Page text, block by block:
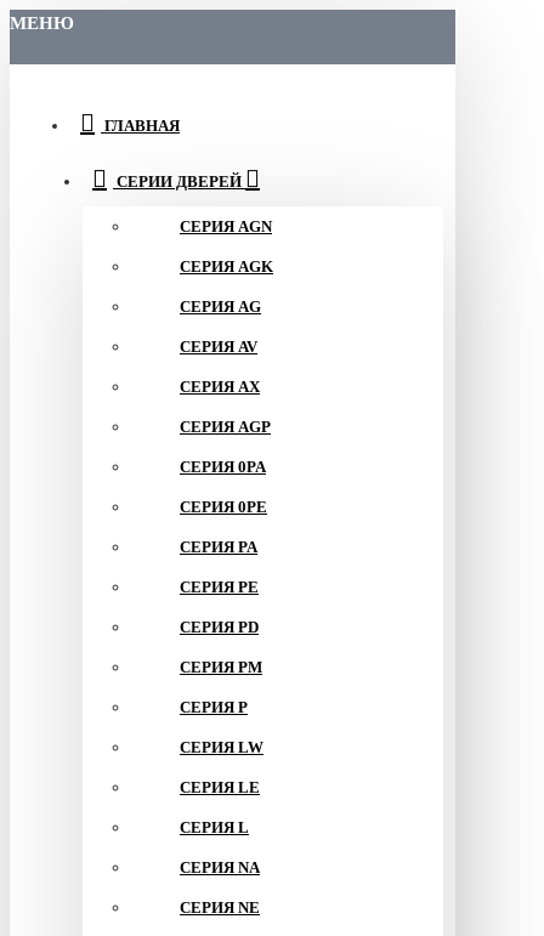
МЕНЮ
ГЛАВНАЯ
СЕРИИ ДВЕРЕЙ
СЕРИЯ AGN
СЕРИЯ AGK
СЕРИЯ AG
СЕРИЯ AV
СЕРИЯ AX
СЕРИЯ AGP
СЕРИЯ 0PA
СЕРИЯ 0PE
СЕРИЯ PA
СЕРИЯ PE
СЕРИЯ PD
СЕРИЯ PM
СЕРИЯ P
СЕРИЯ LW
СЕРИЯ LE
СЕРИЯ L
СЕРИЯ NA
СЕРИЯ NE